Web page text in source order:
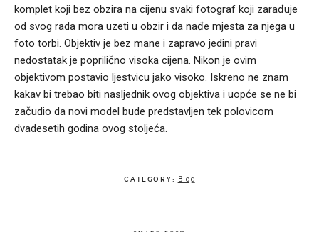
komplet koji bez obzira na cijenu svaki fotograf koji zarađuje
od svog rada mora uzeti u obzir i da nađe mjesta za njega u
foto torbi. Objektiv je bez mane i zapravo jedini pravi
nedostatak je poprilično visoka cijena. Nikon je ovim
objektivom postavio ljestvicu jako visoko. Iskreno ne znam
kakav bi trebao biti nasljednik ovog objektiva i uopće se ne bi
začudio da novi model bude predstavljen tek polovicom
dvadesetih godina ovog stoljeća.
CATEGORY: Blog